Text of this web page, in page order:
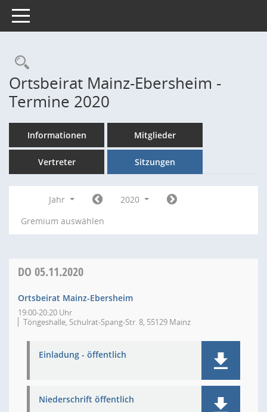
Toggle navigation
Rechercheauswahl
Ortsbeirat Mainz-Ebersheim -
Termine 2020
Informationen Mitglieder
Vertreter Sitzungen
Jahr
2020
Gremium auswählen
DO 05.11.2020
Ortsbeirat Mainz-Ebersheim
19:00-20:20 Uhr
Töngeshalle, Schulrat-Spang-Str. 8, 55129 Mainz
Einladung - öffentlich
Niederschrift öffentlich